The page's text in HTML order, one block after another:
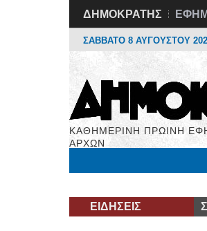
ΔΗΜΟΚΡΑΤΗΣ
ΣΑΒΒΑΤΟ 8 ΑΥΓΟΥΣΤΟΥ
ΚΑΘΗΜΕΡΙΝΗ ΠΡΩΙΝΗ
ΑΡΧΩΝ
ΕΙΔΗΣΕΙΣ